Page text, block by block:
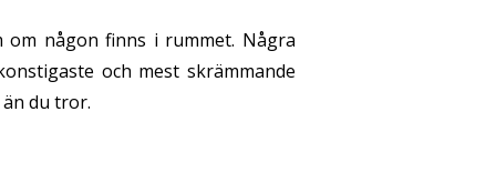
någon finns i rummet. Några
och mest skrämmande
du tror.